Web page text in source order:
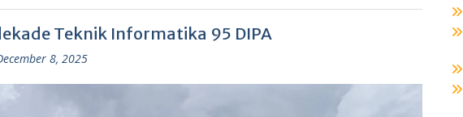
Teknik Informatika 95 DIPA
8, 2025